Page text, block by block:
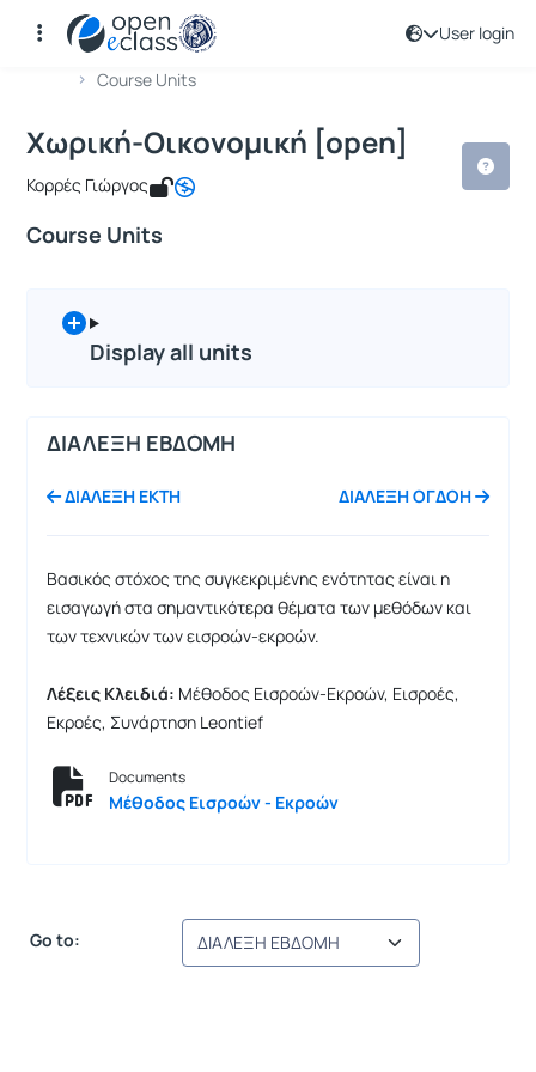
User login
Αρχική Σελίδα
Course Units
Course : Χωρική-Οικονομική [open]
Course code : GEO165
Χωρική-Οικονομική [open]
Κορρές Γιώργος
Course Units
Display all units
ΔΙΑΛΕΞΗ ΕΒΔΟΜΗ
ΔΙΑΛΕΞΗ ΕΚΤΗ ΔΙΑΛΕΞΗ ΟΓΔΟΗ
Βασικός στόχος της συγκεκριμένης ενότητας είναι η
εισαγωγή στα σημαντικότερα θέματα των μεθόδων και
των τεχνικών των εισροών-εκροών.
Λέξεις Κλειδιά: Μέθοδος Εισροών-Εκροών, Εισροές,
Εκροές, Συνάρτηση Leontief
Documents
Μέθοδος Εισροών - Εκροών
Go to: